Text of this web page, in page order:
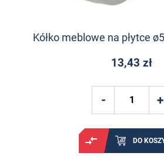
Kółko meblowe na płytce
13,43 zł
DO